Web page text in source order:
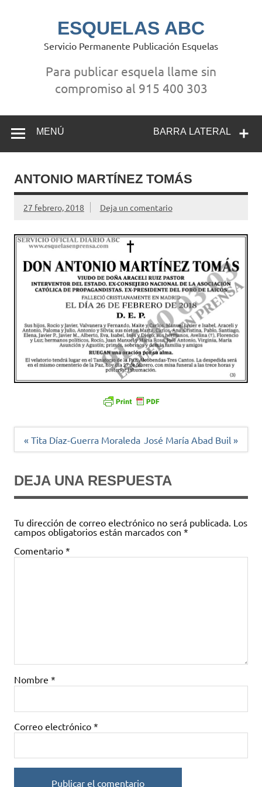
ESQUELAS ABC
Servicio Permanente Publicación Esquelas
Para publicar esquela llame sin
compromiso al 915 400 303
BARRA LATERAL
MENÚ
ANTONIO MARTÍNEZ TOMÁS
27 febrero, 2018 Deja un comentario
Navegación
« Tita Díaz-Guerra Moraleda José María Abad Buil »
DEJA UNA RESPUESTA
Tu dirección de correo electrónico no será publicada. Los
campos obligatorios están marcados con *
Comentario *
Nombre *
Correo electrónico *